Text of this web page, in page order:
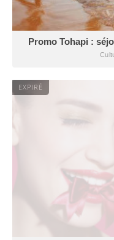
Promo Tohapi :
EXPIRÉ